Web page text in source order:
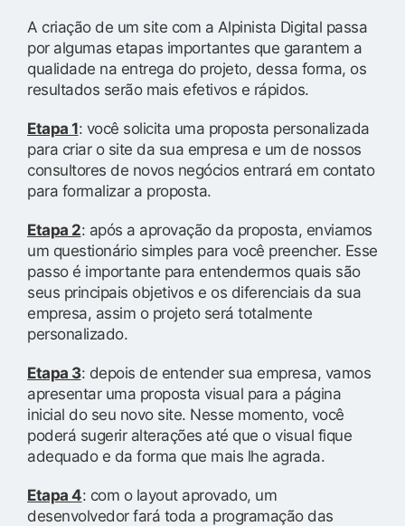
A criação de um site com a Alpinista Digital passa
por algumas etapas importantes que garantem a
qualidade na entrega do projeto, dessa forma, os
resultados serão mais efetivos e rápidos.
Etapa 1: você solicita uma proposta personalizada
para criar o site da sua empresa e um de nossos
consultores de novos negócios entrará em contato
para formalizar a proposta.
Etapa 2: após a aprovação da proposta, enviamos
um questionário simples para você preencher. Esse
passo é importante para entendermos quais são
seus principais objetivos e os diferenciais da sua
empresa, assim o projeto será totalmente
personalizado.
Etapa 3: depois de entender sua empresa, vamos
apresentar uma proposta visual para a página
inicial do seu novo site. Nesse momento, você
poderá sugerir alterações até que o visual fique
adequado e da forma que mais lhe agrada.
Etapa 4: com o layout aprovado, um
desenvolvedor fará toda a programação das